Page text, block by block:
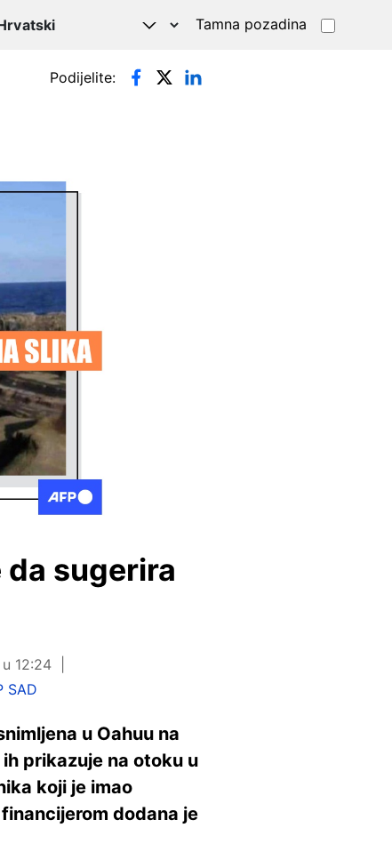
Tamna pozadina
Podijelite:
sugerira
12:24
SAD
u Oahuu na
prikazuje na otoku u
koji je imao
dodana je